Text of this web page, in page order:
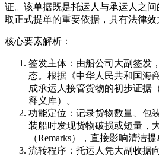
证。该单据既是托运人与承运人之
取正式提单的重要依据，具有法律效
核心要素解析：
签发主体：由船公司大副签发
态。根据《中华人民共和国海
成承运人接管货物的初步证据
释义库）。
功能定位：记录货物数量、包
装船时发现货物破损或短量，
（Remarks），直接影响清洁提
流转程序：托运人凭大副收据